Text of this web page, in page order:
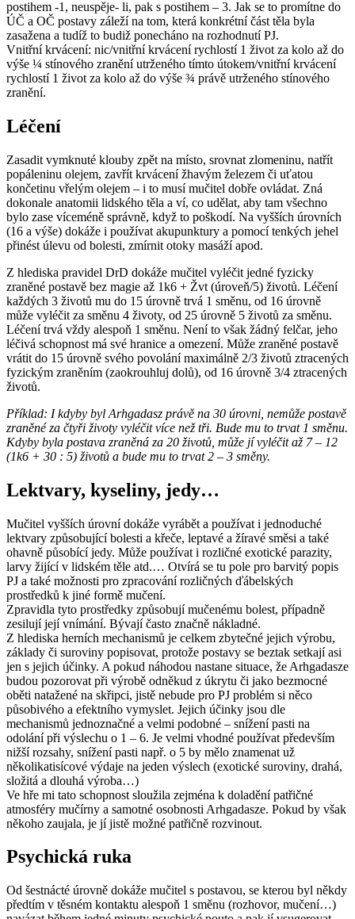
postihem -1, neuspěje- li, pak s postihem – 3. Jak se to promítne do
ÚČ a OČ postavy záleží na tom, která konkrétní část těla byla
zasažena a tudíž to budiž ponecháno na rozhodnutí PJ.
Vnitřní krvácení: nic/vnitřní krvácení rychlostí 1 život za kolo až do
výše ¼ stínového zranění utrženého tímto útokem/vnitřní krvácení
rychlostí 1 život za kolo až do výše ¾ právě utrženého stínového
zranění.
Léčení
Zasadit vymknuté klouby zpět na místo, srovnat zlomeninu, natřít
popáleninu olejem, zavřít krvácení žhavým železem či uťatou
končetinu vřelým olejem – i to musí mučitel dobře ovládat. Zná
dokonale anatomii lidského těla a ví, co udělat, aby tam všechno
bylo zase víceméně správně, když to poškodí. Na vyšších úrovních
(16 a výše) dokáže i používat akupunktury a pomocí tenkých jehel
přinést úlevu od bolesti, zmírnit otoky masáží apod.
Z hlediska pravidel DrD dokáže mučitel vyléčit jedné fyzicky
zraněné postavě bez magie až 1k6 + Žvt (úroveň/5) životů. Léčení
každých 3 životů mu do 15 úrovně trvá 1 směnu, od 16 úrovně
může vyléčit za směnu 4 životy, od 25 úrovně 5 životů za směnu.
Léčení trvá vždy alespoň 1 směnu. Není to však žádný felčar, jeho
léčivá schopnost má své hranice a omezení. Může zraněné postavě
vrátit do 15 úrovně svého povolání maximálně 2/3 životů ztracených
fyzickým zraněním (zaokrouhluj dolů), od 16 úrovně 3/4 ztracených
životů.
Příklad: I kdyby byl Arhgadasz právě na 30 úrovni, nemůže postavě
zraněné za čtyři životy vyléčit více než tři. Bude mu to trvat 1 směnu.
Kdyby byla postava zraněná za 20 životů, může jí vyléčit až 7 – 12
(1k6 + 30 : 5) životů a bude mu to trvat 2 – 3 směny.
Lektvary, kyseliny, jedy…
Mučitel vyšších úrovní dokáže vyrábět a používat i jednoduché
lektvary způsobující bolesti a křeče, leptavé a žíravé směsi a také
ohavně působící jedy. Může používat i rozličné exotické parazity,
larvy žijící v lidském těle atd.… Otvírá se tu pole pro barvitý popis
PJ a také možnosti pro zpracování rozličných ďábelských
prostředků k jiné formě mučení.
Zpravidla tyto prostředky způsobují mučenému bolest, případně
zesilují její vnímání. Bývají často značně nákladné.
Z hlediska herních mechanismů je celkem zbytečné jejich výrobu,
základy či suroviny popisovat, protože postavy se beztak setkají asi
jen s jejich účinky. A pokud náhodou nastane situace, že Arhgadasze
budou pozorovat při výrobě odněkud z úkrytu či jako bezmocné
oběti natažené na skřipci, jistě nebude pro PJ problém si něco
působivého a efektního vymyslet. Jejich účinky jsou dle
mechanismů jednoznačné a velmi podobné – snížení pasti na
odolání při výslechu o 1 – 6. Je velmi vhodné používat především
nižší rozsahy, snížení pasti např. o 5 by mělo znamenat už
několikatisícové výdaje na jeden výslech (exotické suroviny, drahá,
složitá a dlouhá výroba…)
Ve hře mi tato schopnost sloužila zejména k doladění patřičné
atmosféry mučírny a samotné osobnosti Arhgadasze. Pokud by však
někoho zaujala, je jí jistě možné patřičně rozvinout.
Psychická ruka
Od šestnácté úrovně dokáže mučitel s postavou, se kterou byl někdy
předtím v těsném kontaktu alespoň 1 směnu (rozhovor, mučení…)